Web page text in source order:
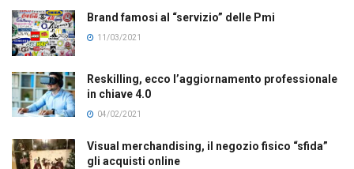
Brand famosi al “servizio” delle Pmi
11/03/2021
Reskilling, ecco l’aggiornamento professionale
in chiave 4.0
04/02/2021
Visual merchandising, il negozio fisico “sfida”
gli acquisti online